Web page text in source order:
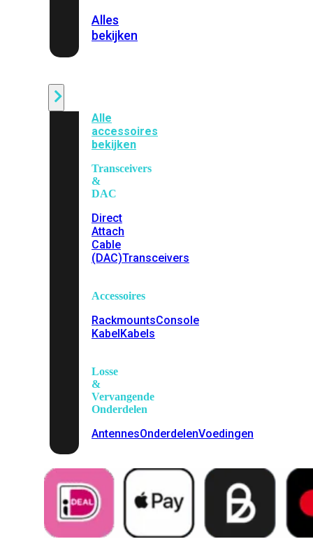
Alles
bekijken
Alle
accessoires
bekijken
Transceivers
&
DAC
Direct
Attach
Cable
(DAC)Transceivers
Accessoires
RackmountsConsole
KabelKabels
Losse
&
Vervangende
Onderdelen
AntennesOnderdelenVoedingen